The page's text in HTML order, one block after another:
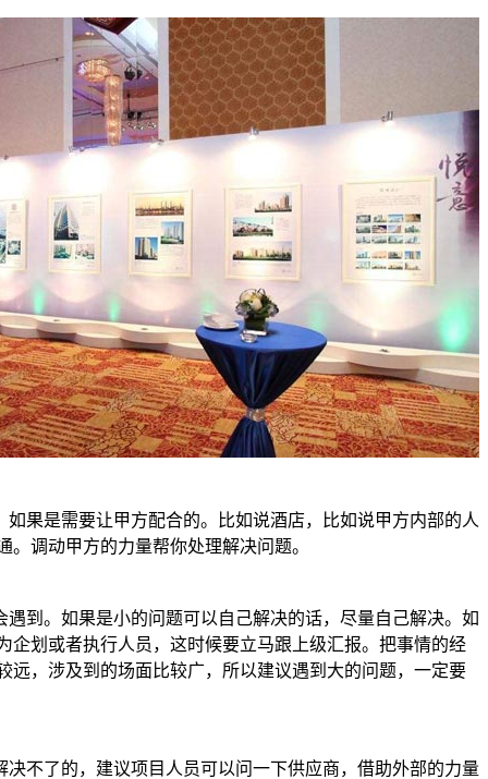
是需要让甲方配合的。比如说酒店，比如说甲方内部的人
调动甲方的力量帮你处理解决问题。
。如果是小的问题可以自己解决的话，尽量自己解决。如
企划或者执行人员，这时候要立马跟上级汇报。把事情的经
远，涉及到的场面比较广，所以建议遇到大的问题，一定要
了的，建议项目人员可以问一下供应商，借助外部的力量